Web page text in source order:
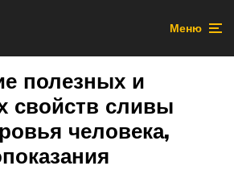
Меню
полезных и
свойств сливы
человека,